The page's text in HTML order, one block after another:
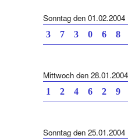
Sonntag den 01.02.2004
3 7 3 0 6
Mittwoch den 28.01.2004
1 2 4 6 2
Sonntag den 25.01.2004